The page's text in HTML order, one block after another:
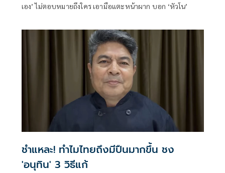
เอง’ ไม่ตอบหมายถึงใคร เอามือแตะหน้าผาก บอก ‘หัวโน’
ชำแหละ! ทำไมไทยถึงมีปืนมากขึ้น ชง
'อนุทิน' 3 วิธีแก้